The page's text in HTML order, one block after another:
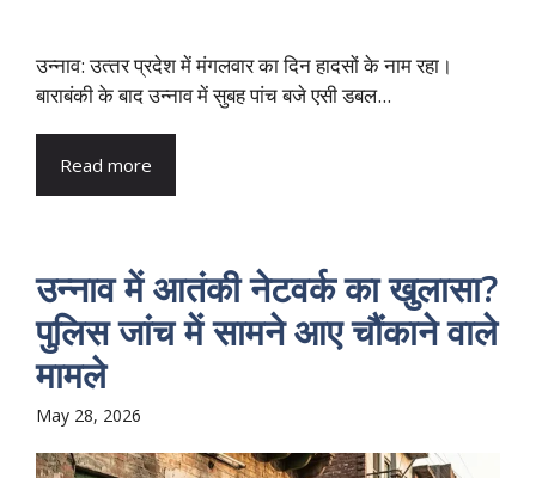
उन्‍नाव: उत्‍तर प्रदेश में मंगलवार का दिन हादसों के नाम रहा।
बाराबंकी के बाद उन्‍नाव में सुबह पांच बजे एसी डबल...
Read more
उन्नाव में आतंकी नेटवर्क का खुलासा?
पुलिस जांच में सामने आए चौंकाने वाले
मामले
May 28, 2026